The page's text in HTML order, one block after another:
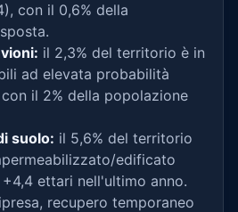
con il 0,6% della
il 2,3% del territorio è in
ad elevata probabilità
il 2% della popolazione
suolo: il 5,6% del territorio
edificato
+4,4 ettari nell'ultimo anno.
recupero temporaneo